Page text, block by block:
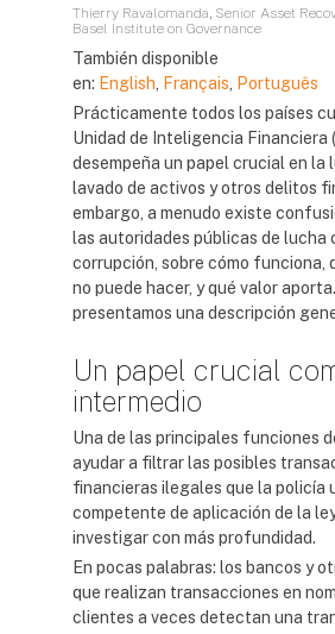
Thierry Ravalomanda, Senior Asset
Basel Institute on Governance
También disponible
en: English Français
Português
Prácticamente todos los países
Unidad de Inteligencia Financiera
desempeña un papel crucial en la
lavado de activos y otros delitos
embargo, a menudo existe
las autoridades públicas de lucha
corrupción, sobre cómo funciona,
no puede hacer, y qué valor
presentamos una descripción
Un papel crucial
intermedio
Una de las principales funciones
ayudar a filtrar las posibles
financieras ilegales que la policía
competente de aplicación de la
investigar con más profundidad.
En pocas palabras: los bancos y
que realizan transacciones en
clientes a veces detectan una